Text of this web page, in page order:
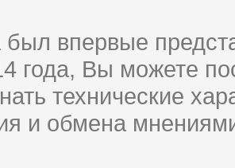
был впервые
года, Вы можете
технические
и обмена